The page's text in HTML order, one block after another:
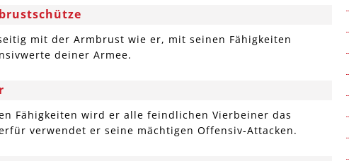
mit der Armbrust wie er, mit seinen Fähigkeiten
deiner Armee.
Fähigkeiten wird er alle feindlichen Vierbeiner das
verwendet er seine mächtigen Offensiv-Attacken.